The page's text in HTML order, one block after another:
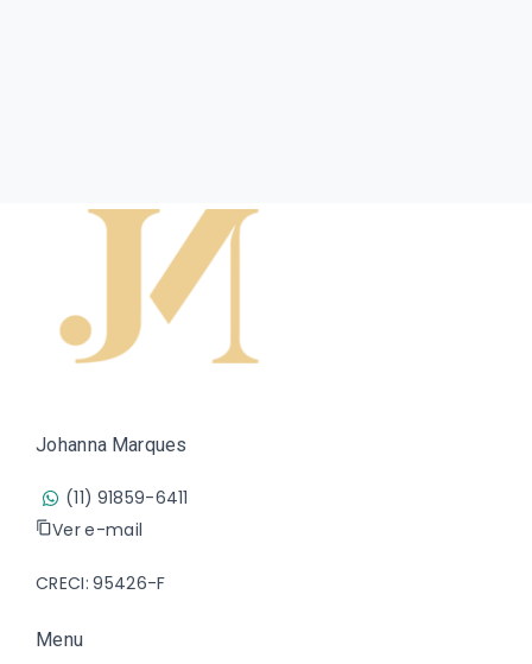
Johanna Marques
(11) 91859-6411
Ver e-mail
CRECI: 95426-F
Menu